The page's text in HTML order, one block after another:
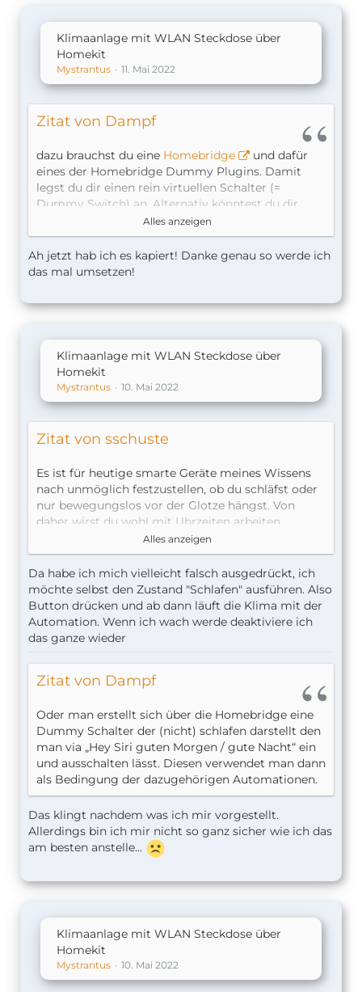
Klimaanlage mit WLAN Steckdose über
Homekit
Mystrantus 11. Mai 2022
Zitat von Dampf
dazu brauchst du eine Homebridge
und dafür
eines der Homebridge Dummy Plugins. Damit
legst du dir einen rein virtuellen Schalter (=
Dummy Switch) an. Alternativ könntest du dir
auch ein ungenutztes Smart Plug in eine
Steckdose hinterm Schrank stecken und dessen
Zustand als (nicht)Schlaf-Bedingung nutzen.
HomeKit Apps erstellen > Eve, Controller, Home+
- Temperatur größer 22 Grad
Bedingung:
- Dummy Switch ist aus (= schlafen)
Szene/Gerät:
Das Selbe nochmal für Klimaanlage aus und noch
ausgeschaltet wird wenn der Dummy Switch froh
ausgeschaltet wird.
Alles anzeigen
Ah jetzt hab ich es kapiert! Danke genau so werde ich
das mal umsetzen!
Klimaanlage mit WLAN Steckdose über
Homekit
Mystrantus 10. Mai 2022
Zitat von sschuste
Es ist für heutige smarte Geräte meines Wissens
nach unmöglich festzustellen, ob du schläfst oder
nur bewegungslos vor der Glotze hängst. Von
daher wirst du wohl mit Uhrzeiten arbeiten
müssen und das kannst du in der EVE-App
machen, weil sie Bedingungen kann. Das ist eine
kostenlose HomeKit-App.
Es gibt auch andere HomeKit-Apps die
Bedingungen können, beispielsweiseController for
HomeKit oderHome+
Deine Automation sähe dann so aus:
Wenn Temperatur über 22º, dann Klimaanlage an
(Bedingung: es ist später als 22 Uhr). Beim
Ausschalten brauchst du diese Bedingung
möglicherweise nicht.
Allerdings ist das mit den Uhrzeiten so eine Sache.
In unseren Köppen ist 1 Uhr morgensnach22 Uhr.
Für so doofe Computer ist das abervor22 Uhr.
Das würde bedeuten, dass deine Automation ab
Mitternacht fehl schlägt. Eine Bedingung, die
etwas zwischen 22 Uhr und 7 Uhr ausführen soll,
Du bräuchtest dann eine zweite Automation:
Wenn Temperatur über 22º, dann Klimaanlage an
(Bedingung: es ist früher als 7 Uhr).
Alles anzeigen
Da habe ich mich vielleicht falsch ausgedrückt, ich
möchte selbst den Zustand "Schlafen" ausführen. Also
Button drücken und ab dann läuft die Klima mit der
Automation. Wenn ich wach werde deaktiviere ich
das ganze wieder
Zitat von Dampf
Oder man erstellt sich über die Homebridge eine
Dummy Schalter der (nicht) schlafen darstellt den
man via „Hey Siri guten Morgen / gute Nacht“ ein
und ausschalten lässt. Diesen verwendet man dann
als Bedingung der dazugehörigen Automationen.
Das klingt nachdem was ich mir vorgestellt.
Allerdings bin ich mir nicht so ganz sicher wie ich das
am besten anstelle...
Klimaanlage mit WLAN Steckdose über
Homekit
Mystrantus 10. Mai 2022